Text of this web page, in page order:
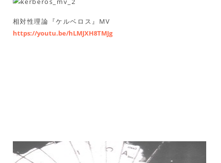
相対性理論『ケルベロス』MV
https://youtu.be/hLMJXH8TMJg